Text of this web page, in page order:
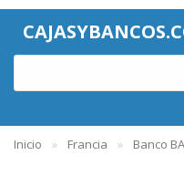
Inicio Francia Banco